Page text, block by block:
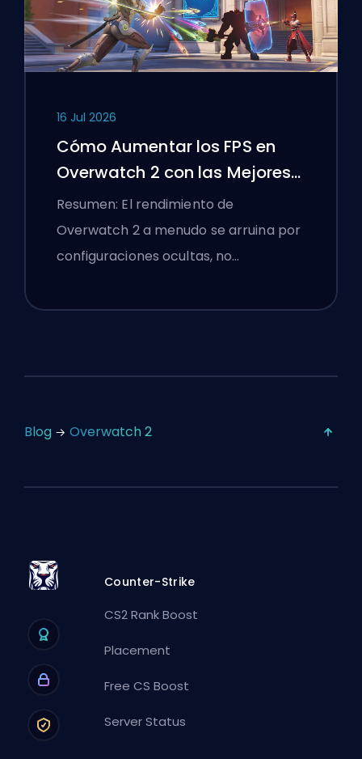
16 Jul 2026
Cómo Aumentar los FPS en
Overwatch 2 con las Mejores
Configuraciones
Resumen: El rendimiento de
Overwatch 2 a menudo se arruina por
configuraciones ocultas, no…
Blog Overwatch 2
Counter-Strike
CS2 Rank Boost
Placement
Free CS Boost
Server Status